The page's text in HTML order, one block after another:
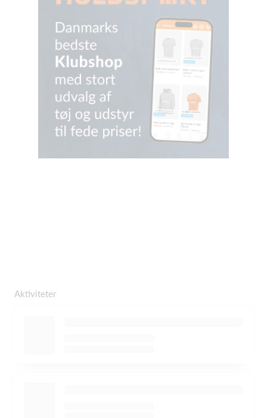
Aktiviteter